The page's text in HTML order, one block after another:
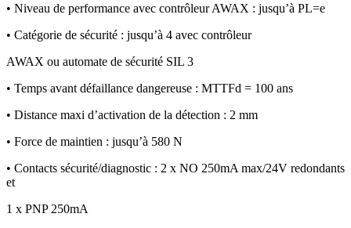
• Niveau de performance avec contrôleur AWAX : jusqu’à PL=e
• Catégorie de sécurité : jusqu’à 4 avec contrôleur
AWAX ou automate de sécurité SIL 3
• Temps avant défaillance dangereuse : MTTFd = 100 ans
• Distance maxi d’activation de la détection : 2 mm
• Force de maintien : jusqu’à 580 N
• Contacts sécurité/diagnostic : 2 x NO 250mA max/24V redondants
et
1 x PNP 250mA